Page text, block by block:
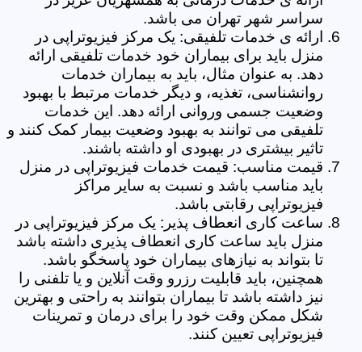
سراسر شهر تهران می باشد.
ارائه ی خدمات تلفیقی: یک مرکز فیزیوتراپی در
منزل باید برای بیماران خود خدمات تلفیقی ارائه
دهد. به عنوان مثال، باید به بیماران خدمات
روانشناسی، تغذیه، و دیگر خدمات مرتبط با بهبود
وضعیت جسمی وروانی ارائه دهد. این خدمات
تلفیقی می توانند به بهبود وضعیت بیمار کمک کنند و
تاثیر بیشتری در بهبودی او داشته باشند.
قیمت مناسب: قیمت خدمات فیزیوتراپی در منزل
باید مناسب باشد و نسبت به سایر مراکز
فیزیوتراپی رقابتی باشد.
ساعت کاری انعطاف پذیر: یک مرکز فیزیوتراپی در
منزل باید ساعت کاری انعطاف پذیری داشته باشد
تا بتواند به نیازهای بیماران خود پاسخگو باشد.
همچنین، باید قابلیت رزرو وقت آنلاین و یا تلفنی را
نیز داشته باشد تا بیماران بتوانند به راحتی و بهترین
شکل ممکن وقت خود را برای درمان و تمرینات
فیزیوتراپی تعیین کنند.